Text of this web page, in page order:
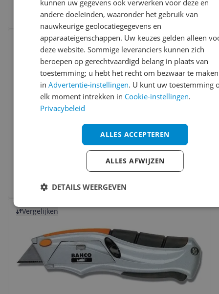
2 prijzen
Ga naar goedkoopste
Vergelijken
deBuyer Mineral B Black Koekenpan -
32cm - Staal
€ 70,99 -18%
Bekijk meer informatie
Bekijk product
Vergelijken
Bekijk product
kunnen uw gegevens ook verwerken voor deze en
andere doeleinden, waaronder het gebruik van
nauwkeurige geolocatiegegevens en
apparaateigenschappen. Uw keuzes gelden alleen
deze website. Sommige leveranciers kunnen zich
beroepen op gerechtvaardigd belang in plaats van
toestemming; u hebt het recht om bezwaar te maken
inAdvertentie-instellingen. U kunt uw toestemming
elk moment intrekken in Cookie-instellingen.
Privacybeleid
ALLES ACCEPTEREN
ALLES AFWIJZEN
DETAILS WEERGEVEN